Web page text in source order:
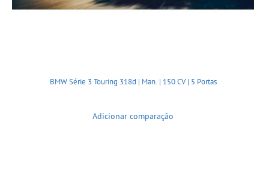
BMW Série 3 Touring 318d | Man. | 150 CV | 5 Portas
Adicionar comparação